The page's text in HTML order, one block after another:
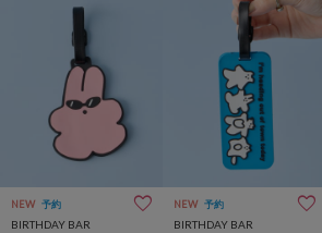
NEW 予約
BIRTHDAY BAR
NEW 予約
BIRTHDAY BAR